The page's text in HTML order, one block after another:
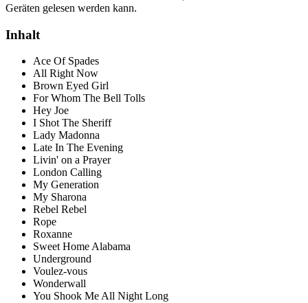
Geräten gelesen werden kann.
Inhalt
Ace Of Spades
All Right Now
Brown Eyed Girl
For Whom The Bell Tolls
Hey Joe
I Shot The Sheriff
Lady Madonna
Late In The Evening
Livin' on a Prayer
London Calling
My Generation
My Sharona
Rebel Rebel
Rope
Roxanne
Sweet Home Alabama
Underground
Voulez-vous
Wonderwall
You Shook Me All Night Long